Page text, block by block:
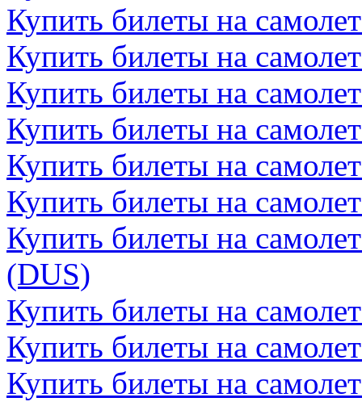
Купить билеты на
Купить билеты на
Купить билеты на
Купить билеты на
Купить билеты на
Купить билеты на
Купить билеты на
(DUS)
Купить билеты на
Купить билеты на
Купить билеты на